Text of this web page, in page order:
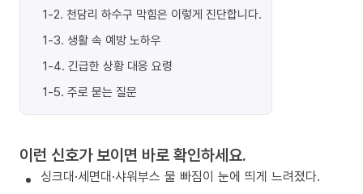
1-2. 천담리 하수구 막힘은 이렇게 진단합니다.
1-3. 생활 속 예방 노하우
1-4. 긴급한 상황 대응 요령
1-5. 주로 묻는 질문
이런 신호가 보이면 바로 확인하세요.
싱크대·세면대·샤워부스 물 빠짐이 눈에 띄게 느려졌다.